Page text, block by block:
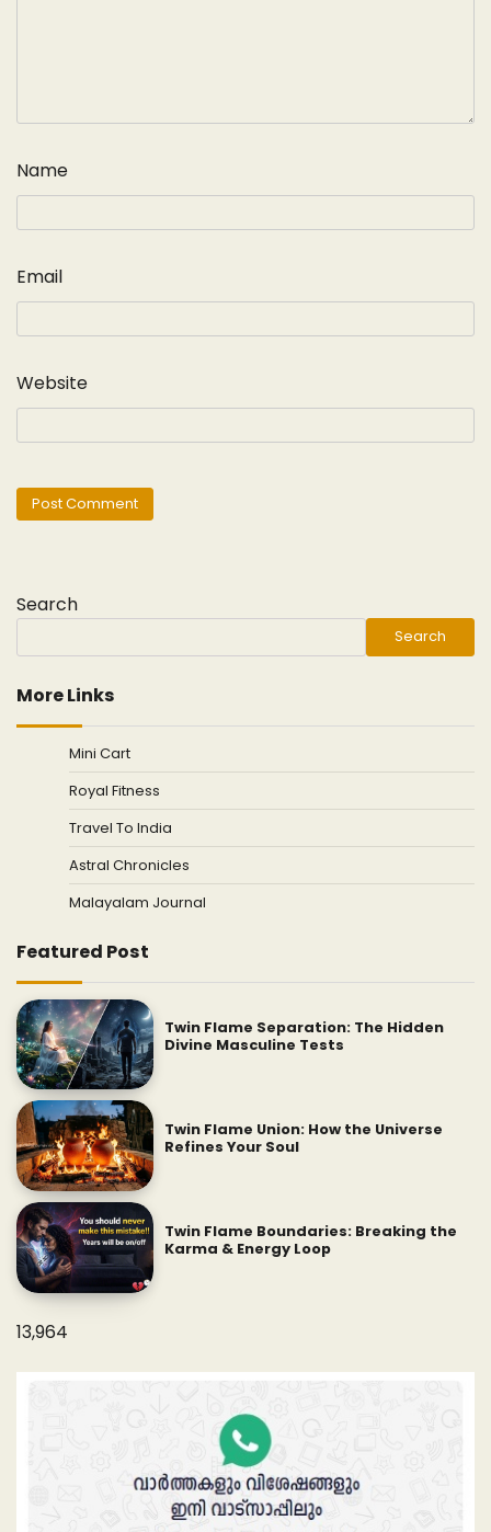
Name
Email
Website
Search
Search
More Links
Mini Cart
Royal Fitness
Travel To India
Astral Chronicles
Malayalam Journal
Featured Post
Twin Flame Separation: The Hidden
Divine Masculine Tests
Twin Flame Union: How the Universe
Refines Your Soul
Twin Flame Boundaries: Breaking the
Karma & Energy Loop
13,964